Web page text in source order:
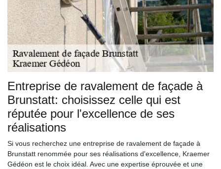
Entreprise de ravalement de façade à
Brunstatt: choisissez celle qui est
réputée pour l'excellence de ses
réalisations
Si vous recherchez une entreprise de ravalement de façade à
Brunstatt renommée pour ses réalisations d'excellence, Kraemer
Gédéon est le choix idéal. Avec une expertise éprouvée et une